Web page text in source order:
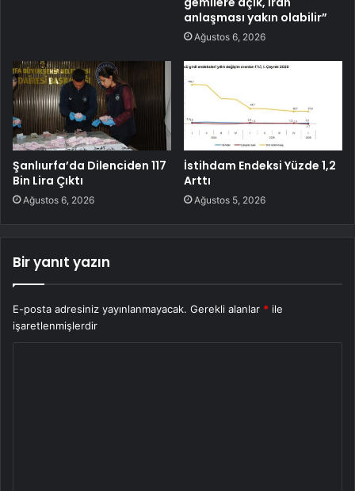
anlaşması yakın olabilir”
Ağustos 6, 2026
Şanlıurfa’da Dilenciden 117
Bin Lira Çıktı
Ağustos 6, 2026
İstihdam Endeksi Yüzde 1,2
Arttı
Ağustos 5, 2026
Bir yanıt yazın
E-posta adresiniz yayınlanmayacak. Gerekli alanlar * ile
işaretlenmişlerdir